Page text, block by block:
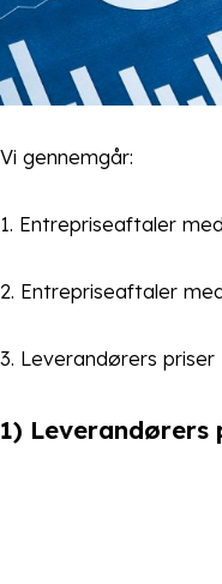
Vi gennemgår:
1. Entrepriseaftaler
2. Entrepriseaftaler
3. Leverandørers priser
1) Leverandørers